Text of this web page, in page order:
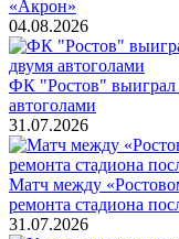
«Акрон»
04.08.2026
ФК "Ростов" выиграл
автоголами
31.07.2026
Матч между
ремонта стадиона
31.07.2026